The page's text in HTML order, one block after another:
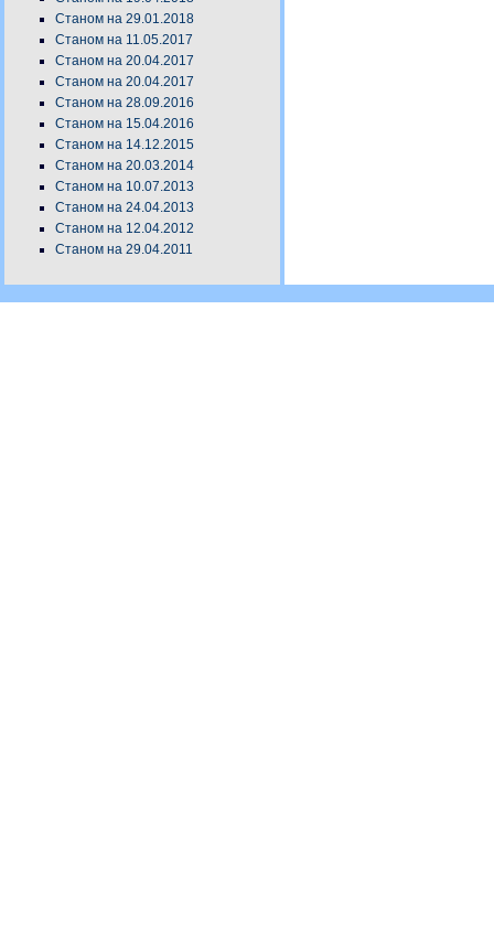
Станом на 29.01.2018
Станом на 11.05.2017
Станом на 20.04.2017
Станом на 20.04.2017
Станом на 28.09.2016
Станом на 15.04.2016
Станом на 14.12.2015
Станом на 20.03.2014
Станом на 10.07.2013
Станом на 24.04.2013
Станом на 12.04.2012
Станом на 29.04.2011